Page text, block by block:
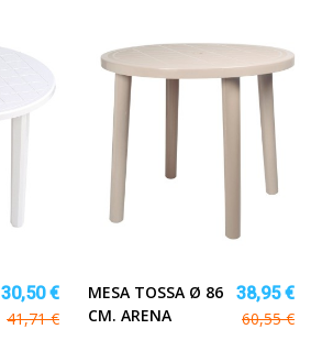
30,50 €
41,71 €
MESA TOSSA Ø 86
CM. ARENA
38,95 €
60,55 €